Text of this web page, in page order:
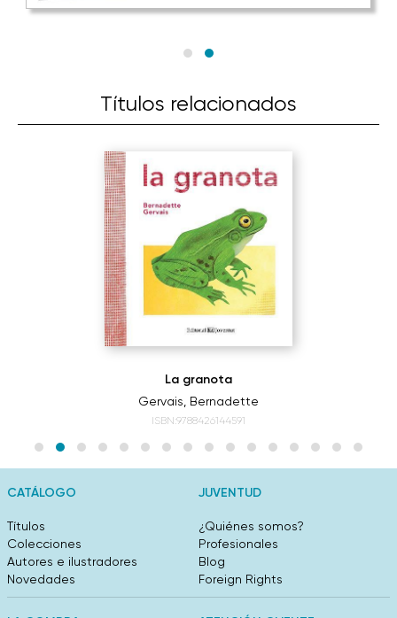
Títulos relacionados
La granota
Gervais, Bernadette
ISBN:9788426144591
CATÁLOGO
Títulos
Colecciones
Autores e ilustradores
Novedades
JUVENTUD
¿Quiénes somos?
Profesionales
Blog
Foreign Rights